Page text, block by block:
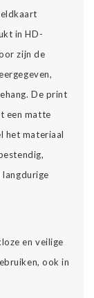
in HD-
zijn de
De print
een matte
het materiaal
en veilige
ook in